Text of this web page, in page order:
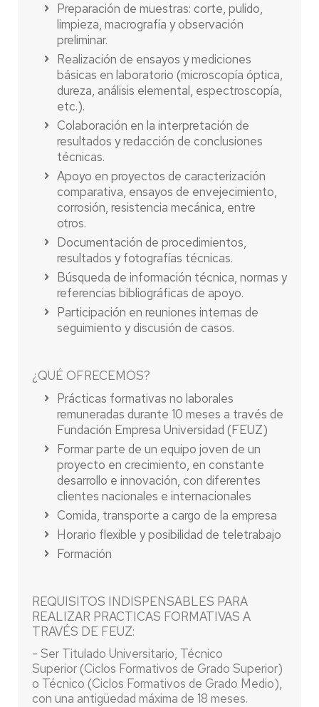
Preparación de muestras: corte, pulido,
limpieza, macrografía y observación
preliminar.
Realización de ensayos y mediciones
básicas en laboratorio (microscopía óptica,
dureza, análisis elemental, espectroscopía,
etc.).
Colaboración en la interpretación de
resultados y redacción de conclusiones
técnicas.
Apoyo en proyectos de caracterización
comparativa, ensayos de envejecimiento,
corrosión, resistencia mecánica, entre
otros.
Documentación de procedimientos,
resultados y fotografías técnicas.
Búsqueda de información técnica, normas y
referencias bibliográficas de apoyo.
Participación en reuniones internas de
seguimiento y discusión de casos.
¿QUÉ OFRECEMOS?
Prácticas formativas no laborales
remuneradas durante 10 meses a través de
Fundación Empresa Universidad (FEUZ)
Formar parte de un equipo joven de un
proyecto en crecimiento, en constante
desarrollo e innovación, con diferentes
clientes nacionales e internacionales
Comida, transporte a cargo de la empresa
Horario flexible y posibilidad de teletrabajo
Formación
REQUISITOS INDISPENSABLES PARA
REALIZAR PRACTICAS FORMATIVAS A
TRAVÉS DE FEUZ:
- Ser Titulado Universitario, Técnico
Superior (Ciclos Formativos de Grado Superior)
o Técnico (Ciclos Formativos de Grado Medio),
con una antigüedad máxima de 18 meses.